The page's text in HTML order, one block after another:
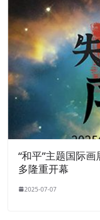
“和平”主题国际
多隆重开幕
2025-07-07